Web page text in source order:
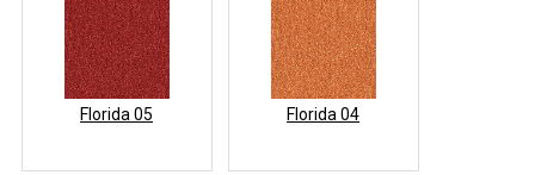
Florida 05 Florida 04